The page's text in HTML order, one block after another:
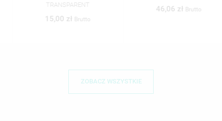
TRANSPARENT
15,00 złBrutto
46,06 złBrutto
ZOBACZ WSZYSTKIE